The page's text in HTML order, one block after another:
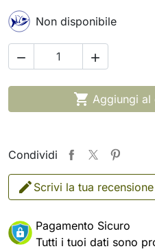
Non disponibile
 
 Aggiungi al
Condividi
Scrivi la tua recensione
Pagamento Sicuro
Tutti i tuoi dati sono